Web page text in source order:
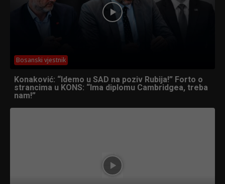
Bosanski vjestnik
Konaković: “Idemo u SAD na poziv Rubija!” Forto o
strancima u KONS: “Ima diplomu Cambridgea, treba
nam!”